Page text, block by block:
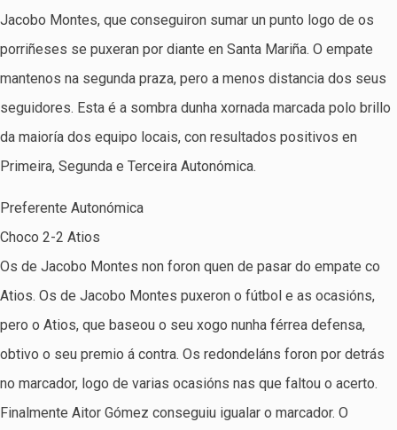
Jacobo Montes, que conseguiron sumar un punto logo de os
porriñeses se puxeran por diante en Santa Mariña. O empate
mantenos na segunda praza, pero a menos distancia dos seus
seguidores. Esta é a sombra dunha xornada marcada polo brillo
da maioría dos equipo locais, con resultados positivos en
Primeira, Segunda e Terceira Autonómica.
Preferente Autonómica
Choco 2-2 Atios
Os de Jacobo Montes non foron quen de pasar do empate co
Atios. Os de Jacobo Montes puxeron o fútbol e as ocasións,
pero o Atios, que baseou o seu xogo nunha férrea defensa,
obtivo o seu premio á contra. Os redondeláns foron por detrás
no marcador, logo de varias ocasións nas que faltou o acerto.
Finalmente Aitor Gómez conseguiu igualar o marcador. O